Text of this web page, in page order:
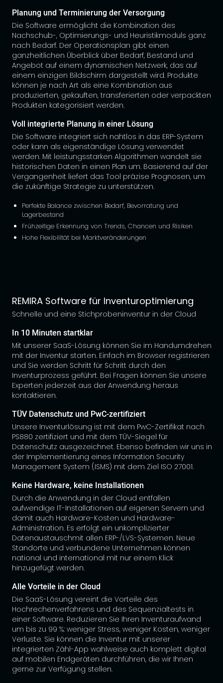
Planung und Terminierung der Versorgung
Die Software ermöglicht die Kombination des
Nachschub-, Optimierungs- und Heuristikmoduls ganz
nach Bedarf. Der Operationsplan gibt einen
ganzheitlichen Überblick über Bedarf, Bestand und
Angebot auf einem dynamischen Netzwerk, das auf
einem einzigen Bildschirm dargestellt wird. Produkte
können je nach Art als eine Kombination aus
produzierten, gekauften, transferierten oder verpackten
Produkten kategorisiert werden.
Voll integrierte Planung in einer Lösung
Die Software integriert sich nahtlos in das ERP-System
oder kann als eigenständige Lösung verwendet
werden. Mit leistungsstarken Algorithmen wandelt sie
historischen Daten in einen Plan um. Basierend auf der
Vergangenheit liefert das Tool präzise Prognosen, um
die zukünftige Strategie zu unterstützen.
Perfekte Balance zwischen Bedarf, Bevorratung und
Lagerbestand
Frühzeitige Erkennung von Trends, Chancen und Risiken
Hohe Flexibilität bei Marktveränderungen
REMIRA Software für Inventuroptimierung
Schnelle und eine Stichprobeninventur in der Cloud
In 10 Minuten startklar
Mit unserer SaaS-Lösung können Sie im Handumdrehen
mit der Inventur starten. Einfach im Browser registrieren
und Sie werden Schritt für Schritt durch den
Inventurprozess geführt. Bei Fragen können Sie unsere
Experten jederzeit aus der Anwendung heraus
kontaktieren.
TÜV Datenschutz und PwC-zertifiziert
Unsere Inventurlösung ist mit dem PwC-Zertifikat nach
PS880 zertifiziert und mit dem TÜV-Siegel für
Datenschutz ausgezeichnet. Ebenso befinden wir uns in
der Implementierung eines Information Security
Management System (ISMS) mit dem Ziel ISO 27001.
Keine Hardware, keine Installationen
Durch die Anwendung in der Cloud entfallen
aufwendige IT-Installationen auf eigenen Servern und
damit auch Hardware-Kosten und Hardware-
Administration. Es erfolgt ein unkomplizierter
Datenaustauschmit allen ERP-/LVS-Systemen. Neue
Standorte und verbundene Unternehmen können
national und international mit nur einem Klick
hinzugefügt werden.
Alle Vorteile in der Cloud
Die SaaS-Lösung vereint die Vorteile des
Hochrechenverfahrens und des Sequenzialtests in
einer Software. Reduzieren Sie Ihren Inventuraufwand
um bis zu 99 %: weniger Stress, weniger Kosten, weniger
Verluste. Sie können die Inventur mit unserer
integrierten Zähl-App wahlweise auch komplett digital
auf mobilen Endgeräten durchführen, die wir Ihnen
gerne zur Verfügung stellen.